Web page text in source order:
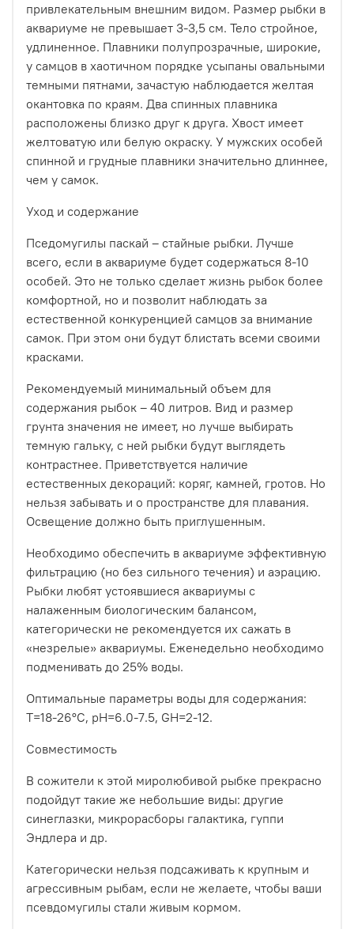
привлекательным внешним видом. Размер рыбки в
аквариуме не превышает 3-3,5 см. Тело стройное,
удлиненное. Плавники полупрозрачные, широкие,
у самцов в хаотичном порядке усыпаны овальными
темными пятнами, зачастую наблюдается желтая
окантовка по краям. Два спинных плавника
расположены близко друг к друга. Хвост имеет
желтоватую или белую окраску. У мужских особей
спинной и грудные плавники значительно длиннее,
чем у самок.
Уход и содержание
Пседомугилы паскай – стайные рыбки. Лучше
всего, если в аквариуме будет содержаться 8-10
особей. Это не только сделает жизнь рыбок более
комфортной, но и позволит наблюдать за
естественной конкуренцией самцов за внимание
самок. При этом они будут блистать всеми своими
красками.
Рекомендуемый минимальный объем для
содержания рыбок – 40 литров. Вид и размер
грунта значения не имеет, но лучше выбирать
темную гальку, с ней рыбки будут выглядеть
контрастнее. Приветствуется наличие
естественных декораций: коряг, камней, гротов. Но
нельзя забывать и о пространстве для плавания.
Освещение должно быть приглушенным.
Необходимо обеспечить в аквариуме эффективную
фильтрацию (но без сильного течения) и аэрацию.
Рыбки любят устоявшиеся аквариумы с
налаженным биологическим балансом,
категорически не рекомендуется их сажать в
«незрелые» аквариумы. Еженедельно необходимо
подменивать до 25% воды.
Оптимальные параметры воды для содержания:
T=18-26°С, pH=6.0-7.5, GH=2-12.
Совместимость
В сожители к этой миролюбивой рыбке прекрасно
подойдут такие же небольшие виды: другие
синеглазки, микрорасборы галактика, гуппи
Эндлера и др.
Категорически нельзя подсаживать к крупным и
агрессивным рыбам, если не желаете, чтобы ваши
псевдомугилы стали живым кормом.